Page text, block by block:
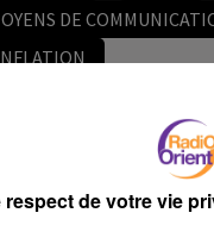
DE
2022 - 13 min 35 sec
DU LIBAN DU
respect de votre vie